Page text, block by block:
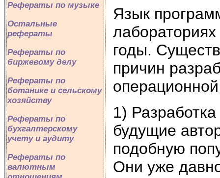
Рефераты по музыке
Остальные
рефераты
Рефераты по
биржевому делу
Рефераты по
ботанике и сельскому
хозяйству
Рефераты по
бухгалтерскому
учету и аудиту
Рефераты по
валютным
Язык
годы.
причин
1)
будущие
подобную
Они уже